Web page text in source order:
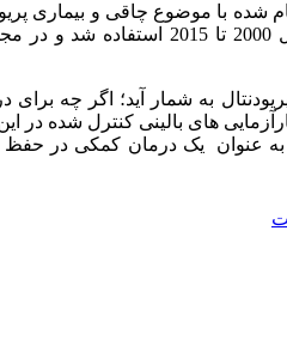
با موضوع چاقی و بیماری
به شمار آید؛ اگر چه برای
های بالینی کنترل شده در
عنوان یک درمان کمکی در حفظ